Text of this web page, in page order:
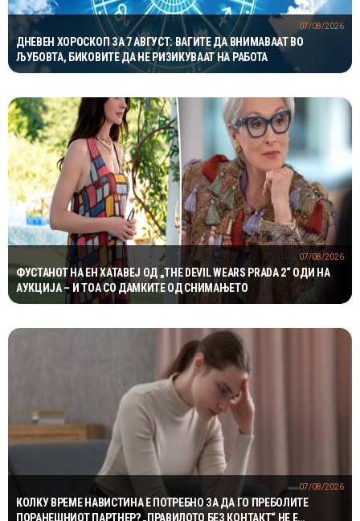
ДНЕВЕН ХОРОСКОП ЗА 7 АВГУСТ: ВАГИТЕ ДА ВНИМАВААТ ВО
ЉУБОВТА, БИКОВИТЕ ДА НЕ РИЗИКУВААТ НА РАБОТА
07/08/2026
ФУСТАНОТ НА ЕН ХАТАВЕЈ ОД „THE DEVIL WEARS PRADA 2“ ОДИ НА
АУКЦИЈА – И ТОА СО ДАМКИТЕ ОД СНИМАЊЕТО
07/08/2026
КОЛКУ ВРЕМЕ НАВИСТИНА Е ПОТРЕБНО ЗА ДА ГО ПРЕБОЛИТЕ
ПОРАНЕШНИОТ ПАРТНЕР? „ПРАВИЛОТО БЕЗ КОНТАКТ“ НЕ Е
07/08/2026